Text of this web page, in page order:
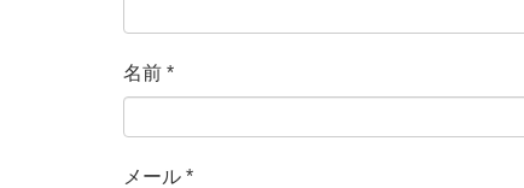
名前 *
メール *